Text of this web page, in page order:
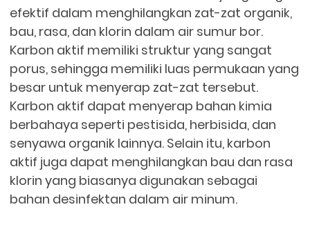
efektif dalam menghilangkan zat-zat organik,
bau, rasa, dan klorin dalam air sumur bor.
Karbon aktif memiliki struktur yang sangat
porus, sehingga memiliki luas permukaan yang
besar untuk menyerap zat-zat tersebut.
Karbon aktif dapat menyerap bahan kimia
berbahaya seperti pestisida, herbisida, dan
senyawa organik lainnya. Selain itu, karbon
aktif juga dapat menghilangkan bau dan rasa
klorin yang biasanya digunakan sebagai
bahan desinfektan dalam air minum.